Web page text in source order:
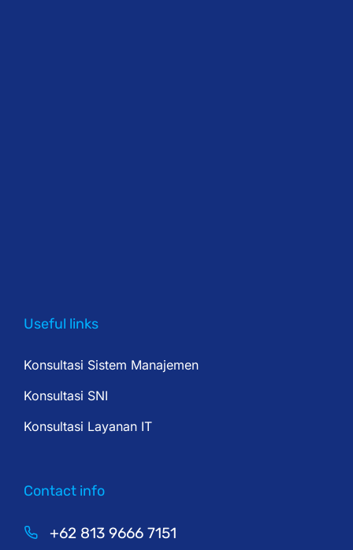
Useful links
Konsultasi Sistem Manajemen
Konsultasi SNI
Konsultasi Layanan IT
Contact info
+62 813 9666 7151